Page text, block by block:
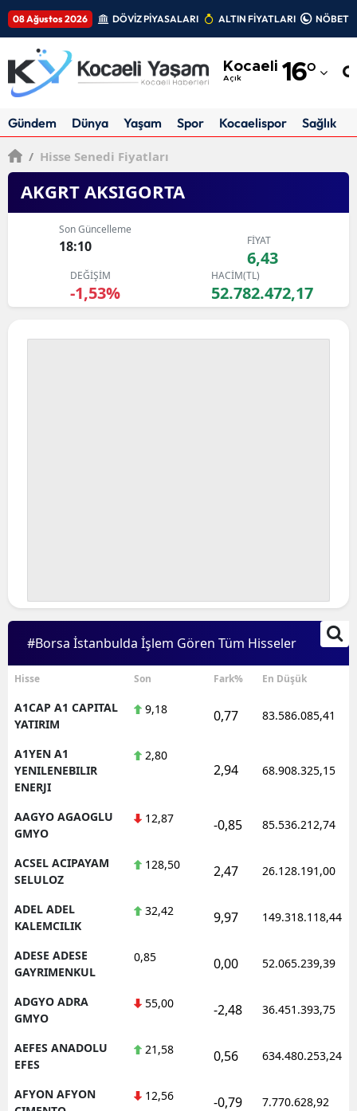
08 Ağustos 2026 DÖVİZ PİYASALARI ALTIN FİYATLARI
Kocaeli
Açık 16°
Adıyaman
Ankara
Antalya
Artvin
Aydın
Balıkesir
Çankırı
Çorum
Denizli
Elazığ
Erzurum
Eskişehir
Gümüşhane
Isparta
Gündem Dünya Yaşam Spor Kocaelispor Sağlık
/ Hisse Senedi Fiyatları
AKGRT AKSIGORTA
Son Güncelleme
18:10 FİYAT
6,43
DEĞİŞİM
-1,53%
HACİM(TL)
52.782.472,17
#Borsa İstanbulda İşlem Gören Tüm Hisseler
Hisse Son Fark% En Düşük
A1CAP A1 CAPITAL
YATIRIM
9,18 0,77 83.586.085,41
A1YEN A1
YENILENEBILIR
ENERJI
2,80
2,94 68.908.325,15
AAGYO AGAOGLU
GMYO
12,87 -0,85 85.536.212,74
ACSEL ACIPAYAM
SELULOZ
128,50 2,47 26.128.191,00
ADEL ADEL
KALEMCILIK
32,42 9,97 149.318.118,44
ADESE ADESE
GAYRIMENKUL
0,85 0,00 52.065.239,39
ADGYO ADRA
GMYO
55,00 -2,48 36.451.393,75
AEFES ANADOLU
EFES
21,58 0,56 634.480.253,24
AFYON AFYON
12,56 -0,79 7.770.628,92